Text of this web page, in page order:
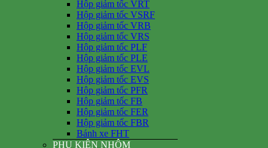
Hộp giảm tốc VRT
Hộp giảm tốc VSRF
Hộp giảm tốc VRB
Hộp giảm tốc VRS
Hộp giảm tốc PLF
Hộp giảm tốc PLE
Hộp giảm tốc EVL
Hộp giảm tốc EVS
Hộp giảm tốc PFR
Hộp giảm tốc FB
Hộp giảm tốc FER
Hộp giảm tốc FBR
Bánh xe FHT
PHỤ KIỆN NHÔM